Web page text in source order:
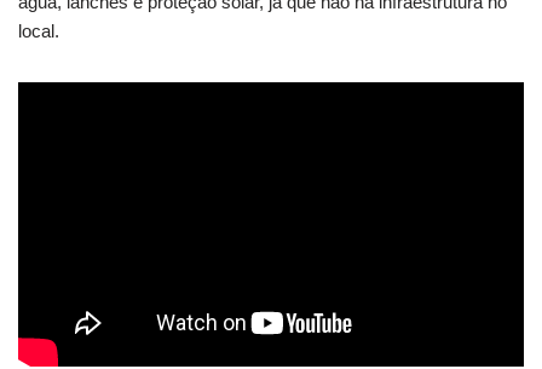
local.